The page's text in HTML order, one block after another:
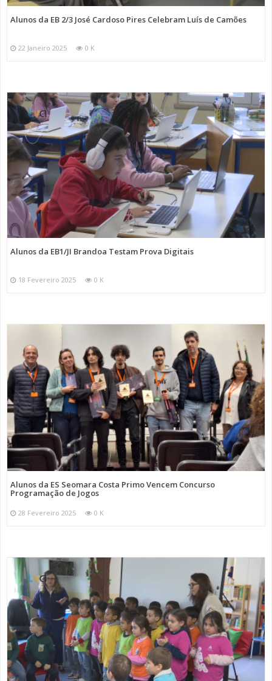
Alunos da EB 2/3 José Cardoso Pires Celebram Luís de Camões
22 Janeiro 2025 0 K
Alunos da EB1/JI Brandoa Testam Prova Digitais
18 Fevereiro 2025 0 K
Alunos da ES Seomara Costa Primo Vencem Concurso
Programação de Jogos
28 Fevereiro 2025 0 K